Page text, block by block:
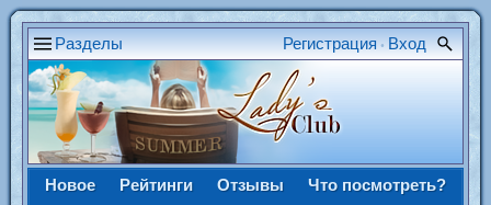
Разделы Регистрация • Вход
Новое Рейтинги Отзывы
Что посмотреть?